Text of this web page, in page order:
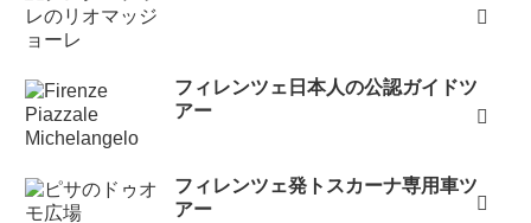
フィレンツェ日本人の公認ガイドツ
アー
フィレンツェ発トスカーナ専用車ツ
アー